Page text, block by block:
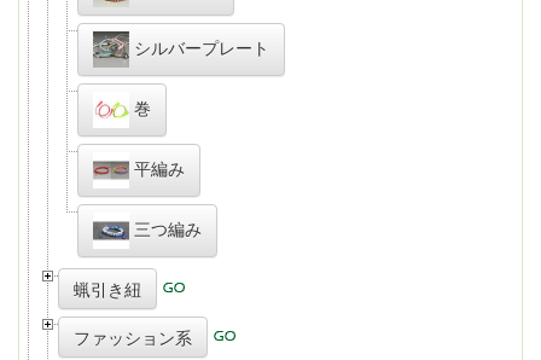
シルバープレート
巻
平編み
三つ編み
蝋引き紐
ファッション系